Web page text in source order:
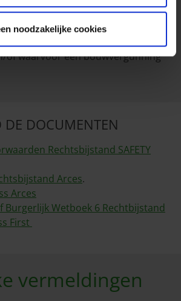
noodzakelijke cookies
in de bouw zijn
de schadegevallen i.v.m. werken
of waarvoor een bouwvergunning
DOCUMENTEN
Rechtsbijstand SAFETY
Arces.
Arces
Burgerlijk Wetboek 6 Rechtbijstand
First
vermeldingen